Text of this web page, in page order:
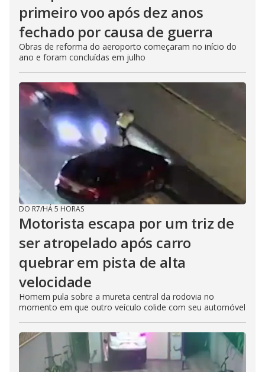
primeiro voo após dez anos
fechado por causa de guerra
Obras de reforma do aeroporto começaram no início do
ano e foram concluídas em julho
DO R7/HÁ 5 HORAS
Motorista escapa por um triz de
ser atropelado após carro
quebrar em pista de alta
velocidade
Homem pula sobre a mureta central da rodovia no
momento em que outro veículo colide com seu automóvel